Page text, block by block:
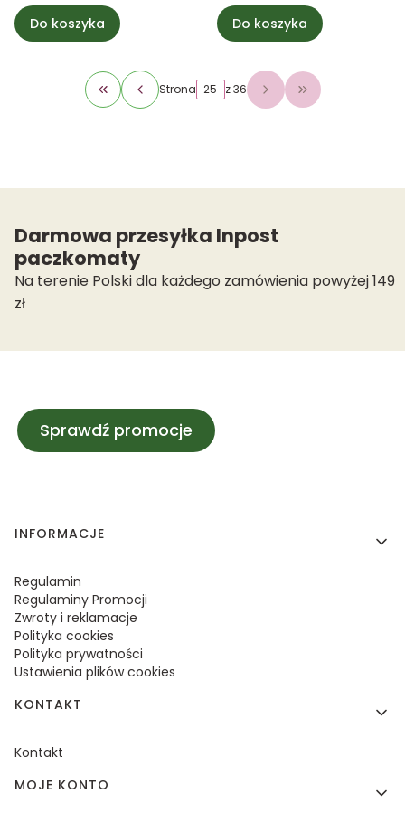
Do koszyka Do koszyka
Wróć do pierwszej strony z produktami
Strona z 36 Przejdź do
Darmowa przesyłka Inpost
paczkomaty
Na terenie Polski dla każdego zamówienia powyżej 149
zł
Sprawdź promocje
Linki w stopce
INFORMACJE
Regulamin
Regulaminy Promocji
Zwroty i reklamacje
Polityka cookies
Polityka prywatności
Ustawienia plików cookies
KONTAKT
Kontakt
MOJE KONTO